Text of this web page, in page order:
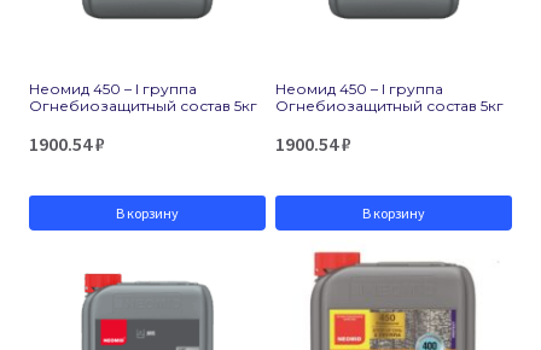
Неомид 450 – I группа
Огнебиозащитный состав 5кг
1900.54₽
В корзину
Неомид 450 – I группа
Огнебиозащитный состав 5кг
1900.54₽
В корзину